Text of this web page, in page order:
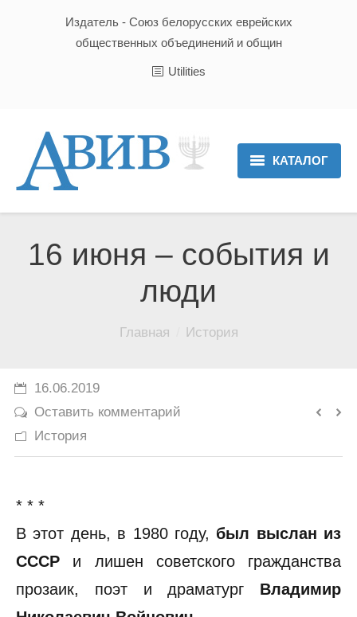
Издатель - Союз белорусских еврейских
общественных объединений и общин
Utilities
КАТАЛОГ
Юмор
16 июня – события и
люди
Главная История
16.06.2019
Оставить комментарий
История
* * *
В этот день, в 1980 году, был выслан из
СССР и лишен советского гражданства
прозаик, поэт и драматург Владимир